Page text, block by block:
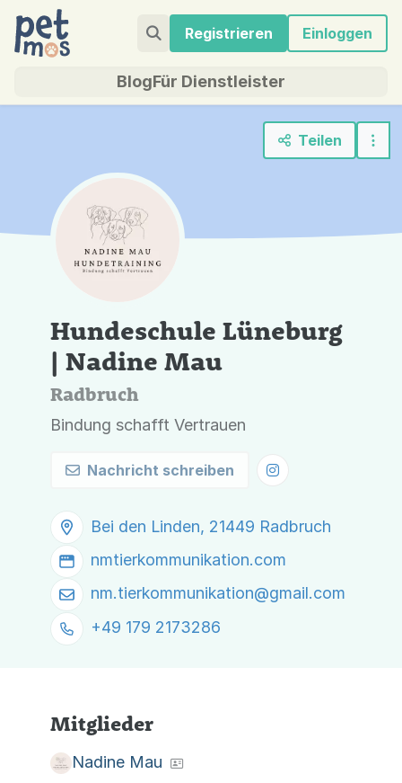
Registrieren Einloggen
BlogFür Dienstleister
Teilen
Hundeschule Lüneburg
| Nadine Mau
Radbruch
Bindung schafft Vertrauen
Nachricht schreiben
Bei den Linden, 21449 Radbruch
nmtierkommunikation.com
nm.tierkommunikation@gmail.com
+49 179 2173286
Mitglieder
Nadine Mau